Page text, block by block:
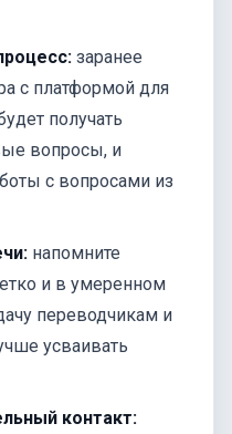
заранее
с платформой для
получать
вопросы, и
с вопросами из
напомните
и в умеренном
переводчикам и
усваивать
контакт: